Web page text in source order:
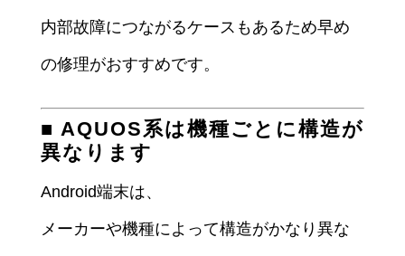
内部故障につながるケースもあるため早め
の修理がおすすめです。
■ AQUOS系は機種ごとに構造が
異なります
Android端末は、
メーカーや機種によって構造がかなり異な